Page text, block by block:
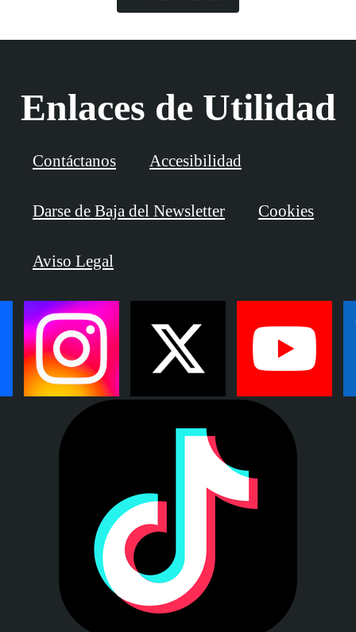
Enlaces de Utilidad
Contáctanos Accesibilidad
Darse de Baja del Newsletter Cookies
Aviso Legal